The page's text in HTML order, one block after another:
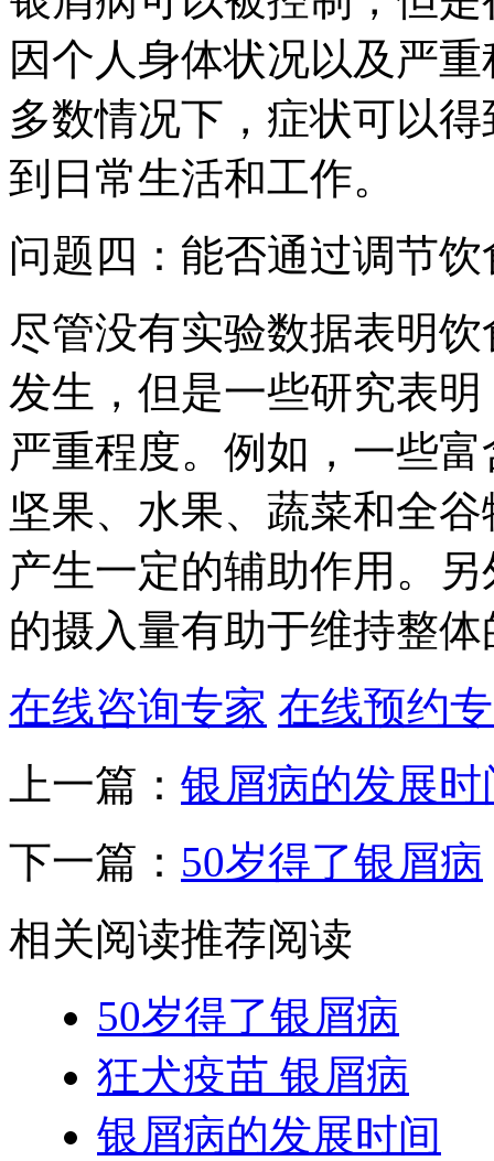
因个人身体状况以及严
多数情况下，症状可以
到日常生活和工作。
问题四：能否通过调节
尽管没有实验数据表明
发生，但是一些研究表
严重程度。例如，一些
坚果、水果、蔬菜和全
产生一定的辅助作用。
的摄入量有助于维持整
在线咨询专家 在线预约
上一篇： 银屑病的发展时
下一篇： 50岁得了银屑病
相关阅读推荐阅读
50岁得了银屑病
狂犬疫苗 银屑病
银屑病的发展时间